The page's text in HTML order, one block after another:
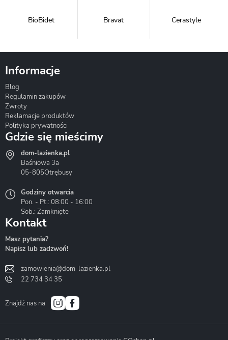
BioBidet Bravat Cerastyle
Hydrostop
Liveno
Bath&Spa
Informacje
Blog
Regulamin zakupów
Zwroty
Reklamacje produktów
Polityka prywatności
Gdzie się mieścimy
dom-lazienka.pl
Baśniowa 3a
05-805Otrębusy
Godziny otwarcia
Pon. - Pt.: 08:00 - 16:00
Sob.: Zamknięte
Kontakt
Masz pytania?
Napisz lub zadzwoń!
zamowienia@dom-lazienka.pl
22 734 34 35
Znajdź nas na